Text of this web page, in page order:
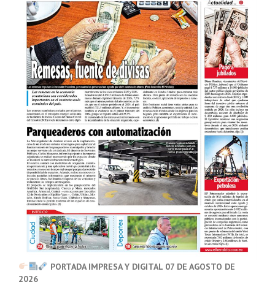
PORTADA IMPRESA Y DIGITAL 07 DE AGOSTO DE
2026